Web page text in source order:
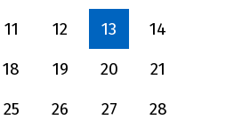
11 12 13
14
18 19 20
21
25 26 27
28